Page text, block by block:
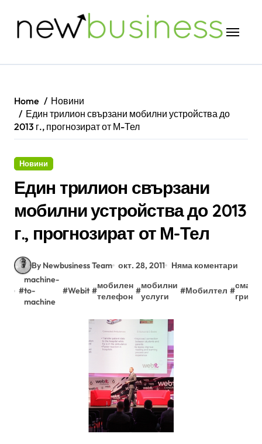
Home
Новини
Един трилион свързани мобилни устройства до
2013 г., прогнозират от М-Тел
Новини
Един трилион свързани
мобилни устройства до 2013
г., прогнозират от М-Тел
By Newbusiness Team окт. 28, 2011 Няма коментари
#
machine-
to-
machine
#Webit #
мобилен
телефон
#
мобилни
услуги
#Мобилтел #
смарт
грид